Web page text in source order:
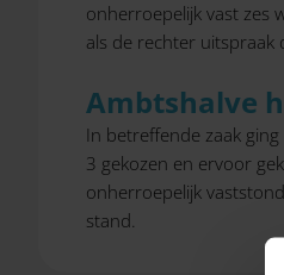
onherroepelijk vast zes
als de rechter
Ambtshalve
In betreffende zaak
3 gekozen en ervoor
onherroepelijk
stand.